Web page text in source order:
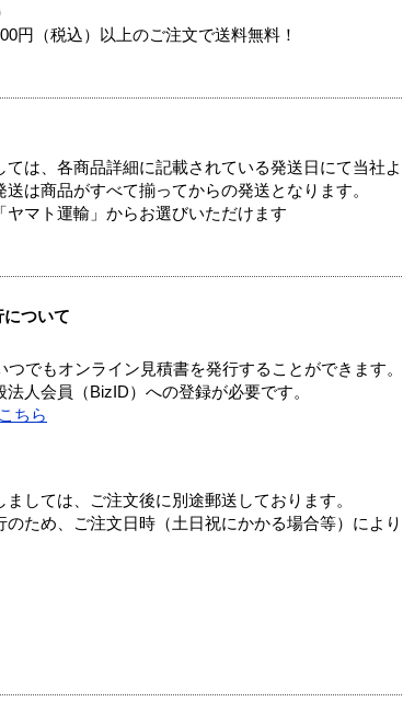
円（税込）以上のご注文で送料無料！
は、各商品詳細に記載されている発送日にて当社よ
は商品がすべて揃ってからの発送となります。
マト運輸」からお選びいただけます
ついて
でもオンライン見積書を発行することができます。
人会員（BizID）への登録が必要です。
ちら
しては、ご注文後に別途郵送しております。
ため、ご注文日時（土日祝にかかる場合等）によ